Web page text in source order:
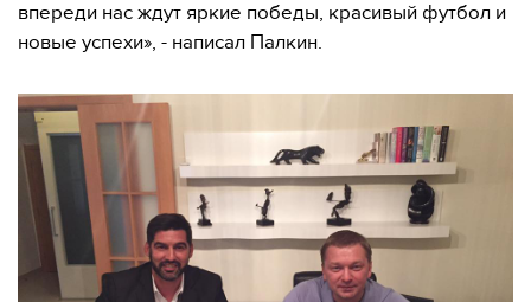
впереди нас ждут яркие победы, красивый футбол и
новые успехи», - написал Палкин.